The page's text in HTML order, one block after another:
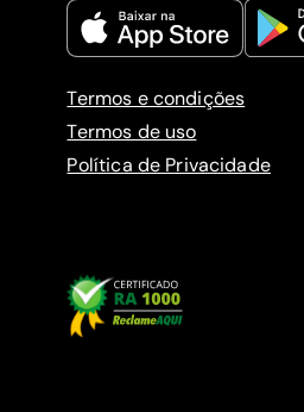
Termos e condições
Termos de uso
Política de Privacidade